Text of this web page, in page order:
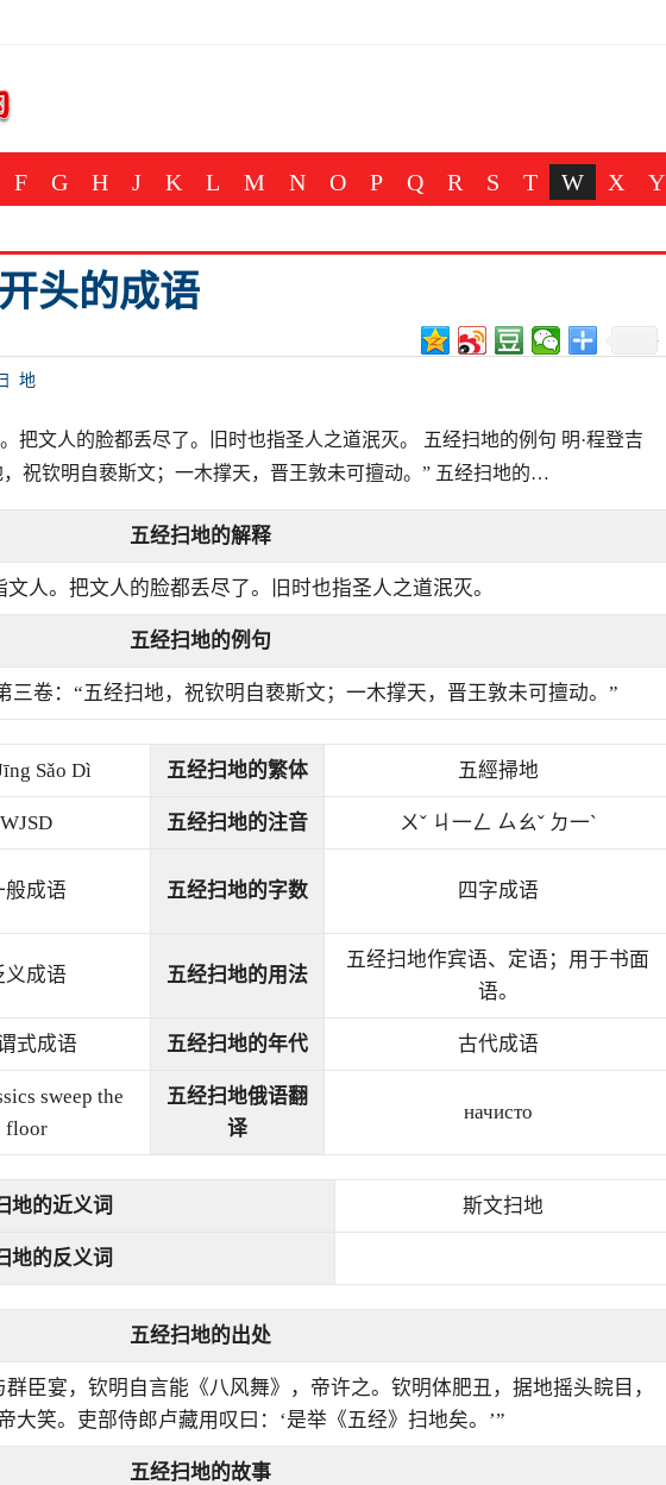
F G H J K L M N O P Q R S T W X Y
头的成语
地
把文人的脸都丢尽了。旧时也指圣人之道泯灭。 五经扫地的例句 明·程登吉
，祝钦明自亵斯文；一木撑天，晋王敦未可擅动。” 五经扫地的…
五经扫地的解释
文人。把文人的脸都丢尽了。旧时也指圣人之道泯灭。
五经扫地的例句
三卷：“五经扫地，祝钦明自亵斯文；一木撑天，晋王敦未可擅动。”
Sǎo Dì 五经扫地的繁体 五經掃地
WJSD 五经扫地的注音 ㄨˇ ㄐ一ㄥ ㄙㄠˇ ㄉ一ˋ
般成语 五经扫地的字数 四字成语
义成语 五经扫地的用法
五经扫地作宾语、定语；用于书面
语。
式成语 五经扫地的年代 古代成语
sweep the
floor
五经扫地俄语翻
译
начисто
地的近义词 斯文扫地
地的反义词
五经扫地的出处
群臣宴，钦明自言能《八风舞》，帝许之。钦明体肥丑，据地摇头睆目，
大笑。吏部侍郎卢藏用叹曰：‘是举《五经》扫地矣。’”
五经扫地的故事